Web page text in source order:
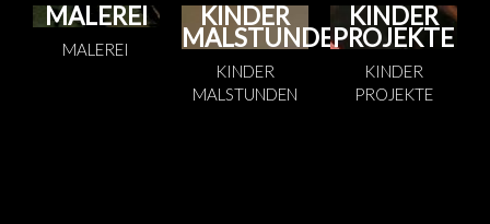
MALEREI
MALEREI
KINDER
MALSTUNDEN
KINDER
MALSTUNDEN
KINDER
PROJEKTE
KINDER
PROJEKTE